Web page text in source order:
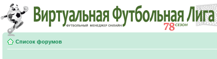
Список форумов